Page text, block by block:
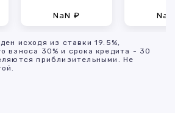
NaN ₽
исходя из ставки 19.5%,
взноса 30% и срока кредита - 30
приблизительными. Не